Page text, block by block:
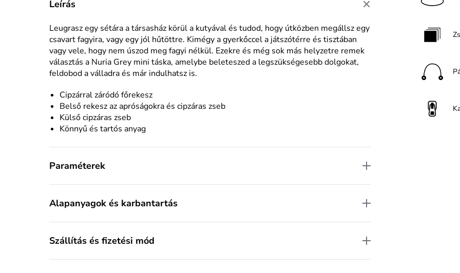
Leírás
Leugrasz egy sétára a társasház körül a kutyával és tudod, hogy útközben megállsz egy
csavart fagyira, vagy egy jól hűtöttre. Kimégy a gyerkőccel a játszótérre és tisztában
vagy vele, hogy nem úszod meg fagyi nélkül. Ezekre és még sok más helyzetre remek
választás a Nuria Grey mini táska, amelybe beleteszed a legszükségesebb dolgokat,
feldobod a válladra és már indulhatsz is.
Cipzárral záródó főrekesz
Belső rekesz az apróságokra és cipzáras zseb
Külső cipzáras zseb
Könnyű és tartós anyag
Paraméterek
Alapanyagok és karbantartás
Szállítás és fizetési mód